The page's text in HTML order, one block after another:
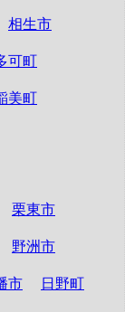
相生市
可町
美町
栗東市
野洲市
市 日野町